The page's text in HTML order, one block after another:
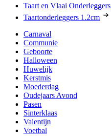
Taart en Vlaai Onderleggers
Taartonderleggers 1.2cm
Carnaval
Communie
Geboorte
Halloween
Huwelijk
Kerstmis
Moederdag
Oudejaars Avond
Pasen
Sinterklaas
Valentijn
Voetbal